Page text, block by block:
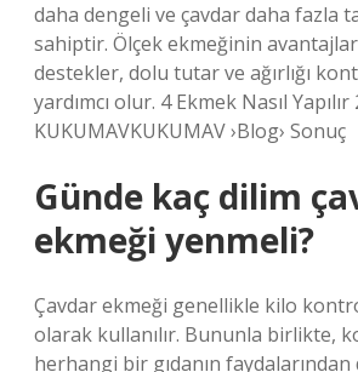
daha dengeli ve çavdar daha fazla
sahiptir. Ölçek ekmeğinin
destekler, dolu tutar ve ağırlığı
yardımcı olur. 4 Ekmek Nasıl
KUKUMAVKUKUMAV ›Blog› Sonuç
Günde kaç dilim
ekmeği yenmeli?
Çavdar ekmeği genellikle kilo
olarak kullanılır. Bununla birlikte,
herhangi bir gıdanın